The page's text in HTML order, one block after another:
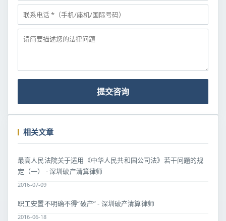
提交咨询
相关文章
最高人民法院关于适用《中华人民共和国公司法》若干问题的规
定（一） - 深圳破产清算律师
2016-07-09
职工安置不明确不得“破产” - 深圳破产清算律师
2016-06-18